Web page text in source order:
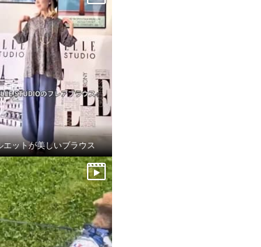
エットが美しいブラウス